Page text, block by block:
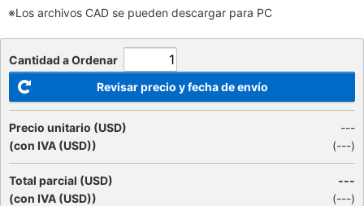
※Los archivos CAD se pueden descargar para PC
Cantidad a Ordenar
Revisar precio y fecha de envío
Precio unitario (USD)
(con IVA (USD))
---
(---)
Total parcial (USD)
(con IVA (USD))
---
(---)